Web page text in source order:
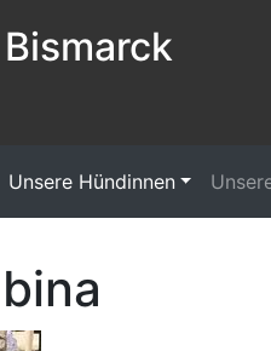
Unsere Hündinnen